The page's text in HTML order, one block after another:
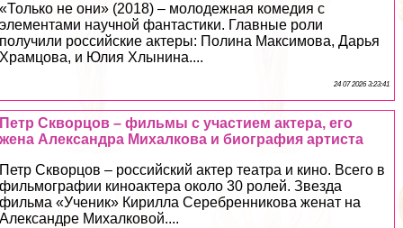
«Только не они» (2018) – молодежная комедия с
элементами научной фантастики. Главные роли
получили российские актеры: Полина Максимова, Дарья
Храмцова, и Юлия Хлынина....
24 07 2026 3:23:41
Петр Скворцов – фильмы с участием актера, его
жена Александра Михалкова и биография артиста
Петр Скворцов – российский актер театра и кино. Всего в
фильмографии киноактера около 30 ролей. Звезда
фильма «Ученик» Кирилла Серебренникова женат на
Александре Михалковой....